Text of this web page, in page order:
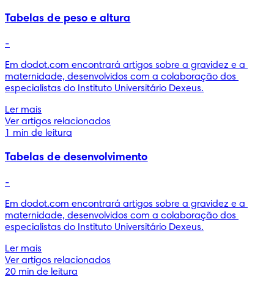
Tabelas de peso e altura
-
Em dodot.com encontrará artigos sobre a gravidez e a
maternidade, desenvolvidos com a colaboração dos
especialistas do Instituto Universitário Dexeus.
Ler mais
Ver artigos relacionados
1 min de leitura
Tabelas de desenvolvimento
-
Em dodot.com encontrará artigos sobre a gravidez e a
maternidade, desenvolvidos com a colaboração dos
especialistas do Instituto Universitário Dexeus.
Ler mais
Ver artigos relacionados
20 min de leitura